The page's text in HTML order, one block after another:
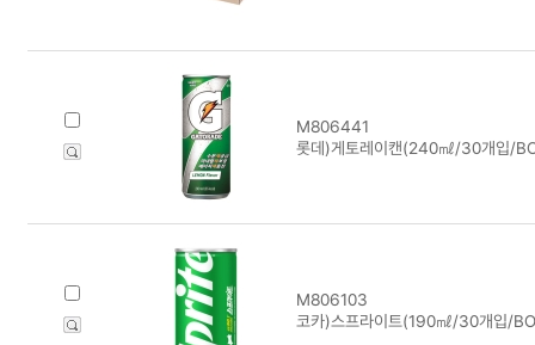
M806441
롯데)게토레이캔(240㎖/30개입/
M806103
코카)스프라이트(190㎖/30개입/